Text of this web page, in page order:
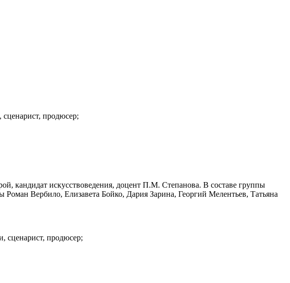
продюсер;
кандидат искусствоведения, доцент П.М. Степанова. В составе группы
Вербило, Елизавета Бойко, Дария Зарина, Георгий Мелентьев, Татьяна
сценарист, продюсер;